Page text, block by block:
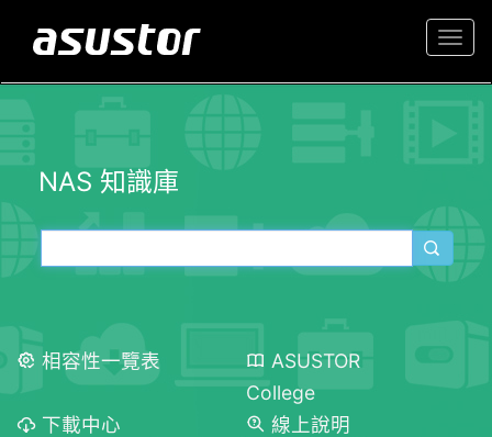
NAS 知識庫
相容性一覽表
ASUSTOR
College
下載中心
線上說明